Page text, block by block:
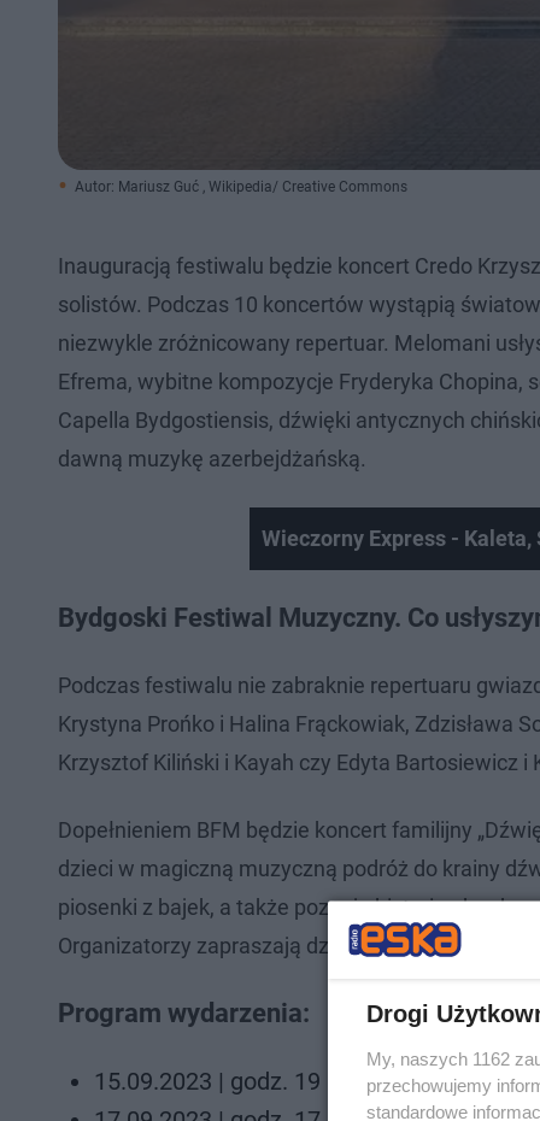
Autor: Mariusz Guć , Wikipedia/ Creative Commons
Inauguracją festiwalu będzie koncert Credo
solistów. Podczas 10 koncertów wystąpią
niezwykle zróżnicowany repertuar. Melomani
Efrema, wybitne kompozycje Fryderyka Chopina,
Capella Bydgostiensis, dźwięki antycznych
dawną muzykę azerbejdżańską.
Wieczorny Express - Kaleta,
Bydgoski Festiwal Muzyczny. Co
Podczas festiwalu nie zabraknie repertuaru
Krystyna Prońko i Halina Frąckowiak, Zdzisława
Krzysztof Kiliński i Kayah czy Edyta Bartosiewicz i
Dopełnieniem BFM będzie koncert familijny
dzieci w magiczną muzyczną podróż do krainy
piosenki z bajek, a także poznają historię
Organizatorzy zapraszają dzieci wraz z rodzicami
Program wydarzenia:
15.09.2023 | godz. 19 Inauguracja
Drogi
My, naszych 1162
przechowujemy
standardowe